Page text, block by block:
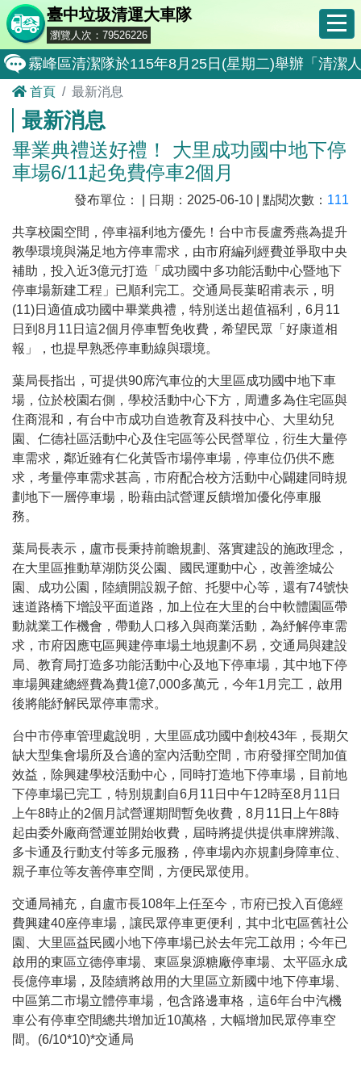
臺中垃圾清運大車隊
瀏覽人次：79526226
霧峰區清潔隊於115年8月25日(星期二)舉辦「清潔
大肚區清潔隊於115年8月25日(星期二)舉辦「清潔
北屯區清潔隊於115年8月11日(星期二)舉辦「清潔
外埔區清潔隊於115年8月18日(星期二)舉辦「清潔
石岡區清潔隊於115年8月18日(星期二)舉辦「清
全民監督公共工程施工品質, 請撥打通報專線0800-
防堵非洲豬瘟總動員，因應非洲豬瘟疫情，市民端
因應非洲豬瘟疫情，市民端廚餘收運排出方式不變
8月10日14:30至15:00防空演習行動網路降速演練
首頁 最新消息
最新消息
畢業典禮送好禮！ 大里成功國中地下停
車場6/11起免費停車2個月
發布單位： | 日期：2025-06-10 | 點閱次數： 111
共享校園空間，停車福利地方優先！台中市長盧秀燕為提升
教學環境與滿足地方停車需求，由市府編列經費並爭取中央
補助，投入近3億元打造「成功國中多功能活動中心暨地下
停車場新建工程」已順利完工。交通局長葉昭甫表示，明
(11)日適值成功國中畢業典禮，特別送出超值福利， 6月 11
日到 8月 11 日這2個月停車暫免收費，希望民眾「好康道相
報」，也提早熟悉停車動線與環境。
葉局長指出，可提供90席汽車位的大里區成功國中地下車
場，位於校園右側，學校活動中心下方，周遭多為住宅區與
住商混和，有台中市成功自造教育及科技中心、大里幼兒
園、仁德社區活動中心及住宅區等公民營單位，衍生大量停
車需求，鄰近雖有仁化黃昏市場停車場，停車位仍供不應
求，考量停車需求甚高，市府配合校方活動中心闢建同時規
劃地下一層停車場，盼藉由試營運反饋增加優化停車服
務。
葉局長表示，盧市長秉持前瞻規劃、落實建設的施政理念，
在大里區推動草湖防災公園、國民運動中心，改善塗城公
園、成功公園，陸續開設親子館、托嬰中心等，還有74號快
速道路橋下增設平面道路，加上位在大里的台中軟體園區帶
動就業工作機會，帶動人口移入與商業活動，為紓解停車需
求，市府因應屯區興建停車場土地規劃不易，交通局與建設
局、教育局打造多功能活動中心及地下停車場，其中地下停
車場興建總經費為費1億7,000多萬元，今年1 月完工，啟用
後將能紓解民眾停車需求。
台中市停車管理處說明，大里區成功國中創校43年，長期欠
缺大型集會場所及合適的室內活動空間，市府發揮空間加值
效益，除興建學校活動中心，同時打造地下停車場，目前地
下停車場已完工，特別規劃自6月 11 日中午12時至8月 11 日
上午8時止的2個月試營運期間暫免收費， 8月 11 日上午8時
起由委外廠商營運並開始收費，屆時將提供提供車牌辨識、
多卡通及行動支付等多元服務，停車場內亦規劃身障車位、
親子車位等友善停車空間，方便民眾使用。
交通局補充，自盧市長108年上任至今，市府已投入百億經
費興建40座停車場，讓民眾停車更便利，其中北屯區舊社公
園、大里區益民國小地下停車場已於去年完工啟用；今年已
啟用的東區立德停車場、東區泉源糖廠停車場、太平區永成
長億停車場，及陸續將啟用的大里區立新國中地下停車場、
中區第二市場立體停車場，包含路邊車格，這6年台中汽機
車公有停車空間總共增加近10萬格，大幅增加民眾停車空
間。(6/10*10)*交通局